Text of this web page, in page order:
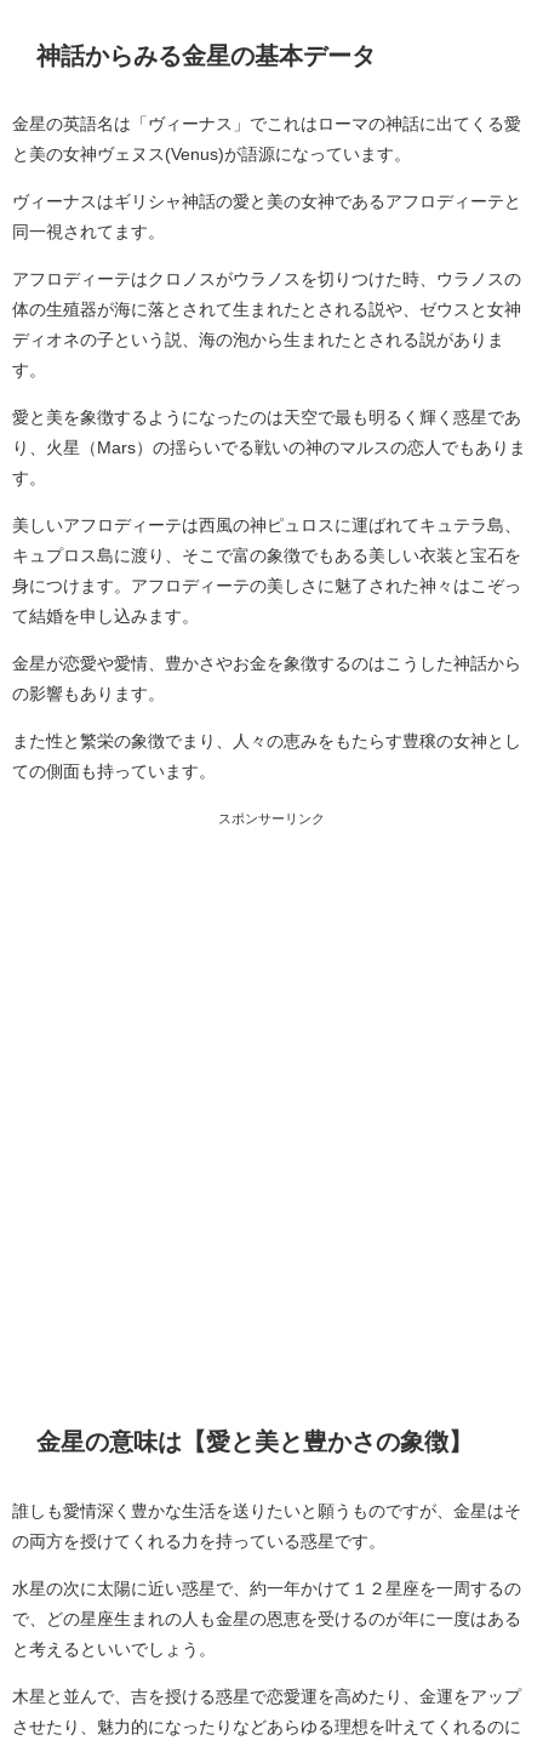
神話からみる金星の基本データ
金星の英語名は「ヴィーナス」でこれはローマの神話に出てくる愛
と美の女神ヴェヌス(Venus)が語源になっています。
ヴィーナスはギリシャ神話の愛と美の女神であるアフロディーテと
同一視されてます。
アフロディーテはクロノスがウラノスを切りつけた時、ウラノスの
体の生殖器が海に落とされて生まれたとされる説や、ゼウスと女神
ディオネの子という説、海の泡から生まれたとされる説がありま
す。
愛と美を象徴するようになったのは天空で最も明るく輝く惑星であ
り、火星（Mars）の揺らいでる戦いの神のマルスの恋人でもありま
す。
美しいアフロディーテは西風の神ピュロスに運ばれてキュテラ島、
キュプロス島に渡り、そこで富の象徴でもある美しい衣装と宝石を
身につけます。アフロディーテの美しさに魅了された神々はこぞっ
て結婚を申し込みます。
金星が恋愛や愛情、豊かさやお金を象徴するのはこうした神話から
の影響もあります。
また性と繁栄の象徴でまり、人々の恵みをもたらす豊穣の女神とし
ての側面も持っています。
スポンサーリンク
金星の意味は【愛と美と豊かさの象徴】
誰しも愛情深く豊かな生活を送りたいと願うものですが、金星はそ
の両方を授けてくれる力を持っている惑星です。
水星の次に太陽に近い惑星で、約一年かけて１２星座を一周するの
で、どの星座生まれの人も金星の恩恵を受けるのが年に一度はある
と考えるといいでしょう。
木星と並んで、吉を授ける惑星で恋愛運を高めたり、金運をアップ
させたり、魅力的になったりなどあらゆる理想を叶えてくれるのに